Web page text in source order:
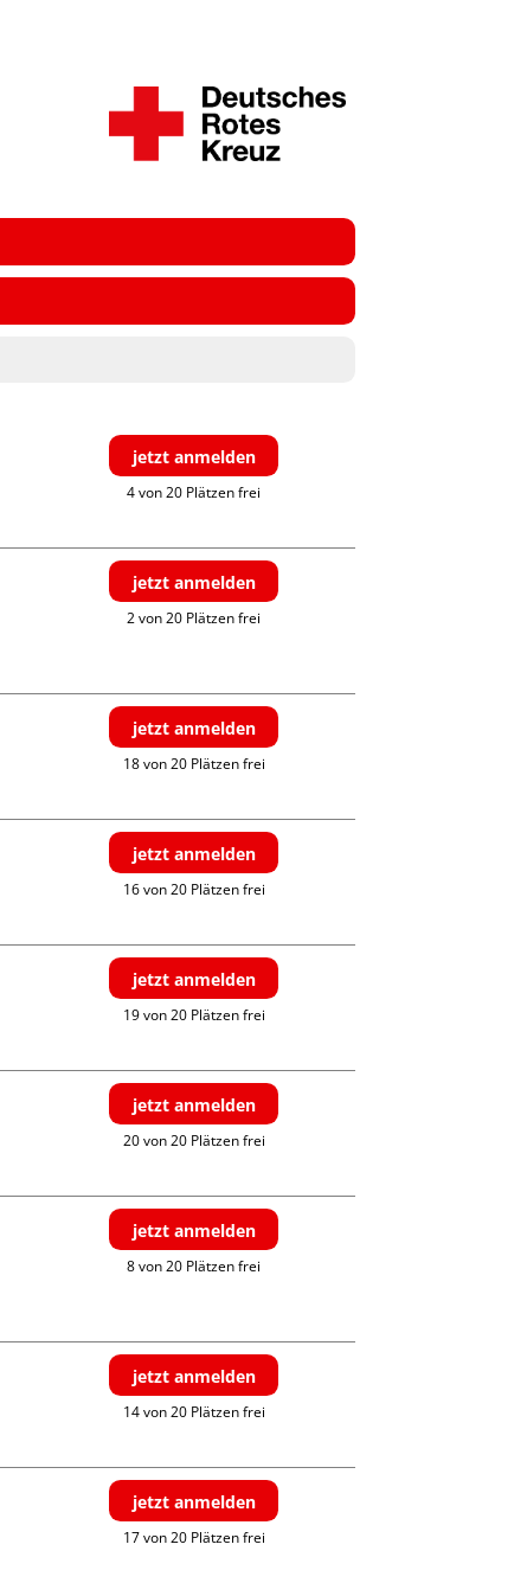
jetzt anmelden
4 von 20 Plätzen frei
jetzt anmelden
2 von 20 Plätzen frei
jetzt anmelden
18 von 20 Plätzen frei
jetzt anmelden
16 von 20 Plätzen frei
jetzt anmelden
19 von 20 Plätzen frei
jetzt anmelden
20 von 20 Plätzen frei
jetzt anmelden
8 von 20 Plätzen frei
jetzt anmelden
14 von 20 Plätzen frei
jetzt anmelden
17 von 20 Plätzen frei